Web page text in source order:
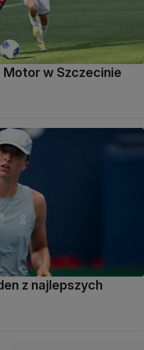
Motor w Szczecinie
z najlepszych